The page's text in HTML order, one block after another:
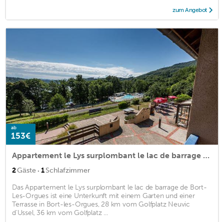
zum Angebot
ab
153€
Appartement le Lys surplombant le lac de barrage de Bort-Les-Orgues
2Gäste · 1Schlafzimmer
Das Appartement le Lys surplombant le lac de barrage de Bort-
Les-Orgues ist eine Unterkunft mit einem Garten und einer
Terrasse in Bort-les-Orgues, 28 km vom Golfplatz Neuvic
d'Ussel, 36 km vom Golfplatz ...